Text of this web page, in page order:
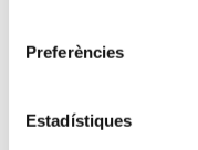
Preferències
Estadístiques
4t ESO